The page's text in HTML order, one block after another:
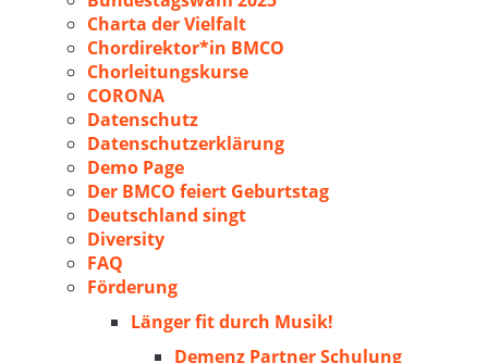
Charta der Vielfalt
Chordirektor*in BMCO
Chorleitungskurse
CORONA
Datenschutz
Datenschutzerklärung
Demo Page
Der BMCO feiert Geburtstag
Deutschland singt
Diversity
FAQ
Förderung
Länger fit durch Musik!
Demenz Partner Schulung